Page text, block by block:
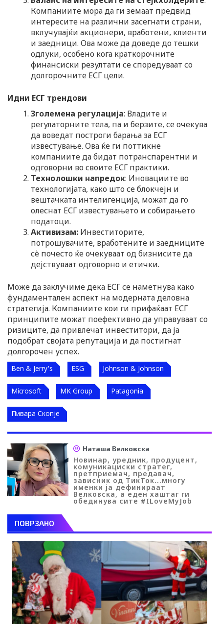
Компаниите мора да ги земаат предвид
интересите на различни засегнати страни,
вклучувајќи акционери, вработени, клиенти
и заедници. Ова може да доведе до тешки
одлуки, особено кога краткорочните
финансиски резултати се споредуваат со
долгорочните ЕСГ цели.
Идни ЕСГ трендови
Зголемена регулација: Владите и
регулаторните тела, па и берзите, се очекува
да воведат построги барања за ЕСГ
известување. Ова ќе ги поттикне
компаниите да бидат потранспарентни и
одговорни во своите ЕСГ практики.
Технолошки напредок: Иновациите во
технологијата, како што се блокчејн и
вештачката интелигенција, можат да го
олеснат EСГ известувањето и собирањето
податоци.
Активизам: Инвеститорите,
потрошувачите, вработените и заедниците
сè почесто ќе очекуваат од бизнисите да
дејствуваат одговорно и етички.
Може да заклучиме дека ЕСГ се наметнува како
фундаментален аспект на модерната деловна
стратегија. Компаниите кои ги прифаќаат ЕСГ
принципите можат поефективно да управуваат со
ризиците, да привлечат инвеститори, да ја
подобрат својата репутација и да постигнат
долгорочен успех.
Ben & Jerry's ESG Johnson & Johnson
Microsoft MK Group Patagonia
Пивара Скопје
Наташа Велковска
Новинар, уредник, продуцент,
комуникациски стратег,
претприемач, предавач,
зависник од ТикТок...многу
именки ја дефинираат
Велковска, а еден хаштаг ги
обединува сите #ILoveMyJob
ПОВРЗАНО